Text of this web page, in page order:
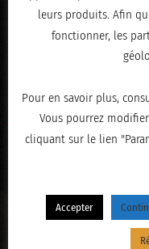
« PRÉCÉDENT
leurs produits. Afin
fonctionner, les
Pour en savoir plus,
Vous pourrez
cliquant sur le lien
Accepter